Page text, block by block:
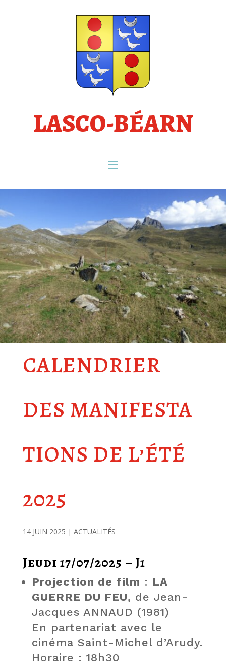
LASCO-BÉARN
CALENDRIER
DES MANIFESTA
TIONS DE L’ÉTÉ
2025
14 JUIN 2025 ACTUALITÉS
Jeudi 17/07/2025 – J1
Projection de film : LA
GUERRE DU FEU, de Jean-
Jacques ANNAUD (1981)
En partenariat avec le
cinéma Saint-Michel d’Arudy.
Horaire : 18h30